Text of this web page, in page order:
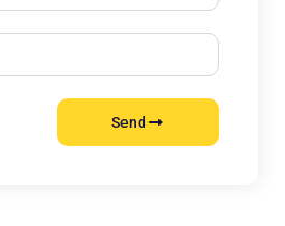
Send